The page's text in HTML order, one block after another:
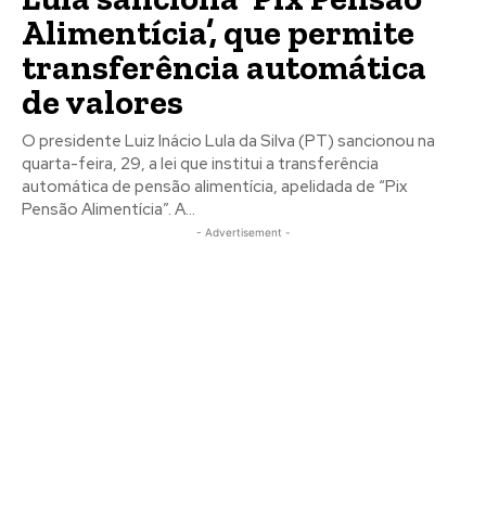
Sony mantém decisão e
confirma fim definitivo dos
discos de jogos do
PlayStation a partir de 2028
Mesmo diante de críticas e protestos de jogadores,
empresa afirma que futuro da marca será totalmente
digital e diz que decisão foi planejada ao...